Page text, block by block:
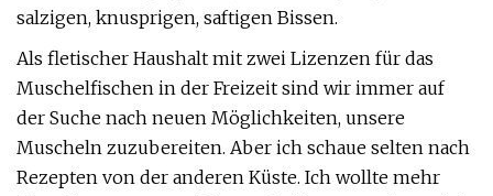
salzigen, knusprigen, saftigen Bissen.
Als fletischer Haushalt mit zwei Lizenzen für das
Muschelfischen in der Freizeit sind wir immer auf
der Suche nach neuen Möglichkeiten, unsere
Muscheln zuzubereiten. Aber ich schaue selten nach
Rezepten von der anderen Küste. Ich wollte mehr